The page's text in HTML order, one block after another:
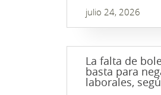
julio 24, 2026
La falta de
basta para
laborales,